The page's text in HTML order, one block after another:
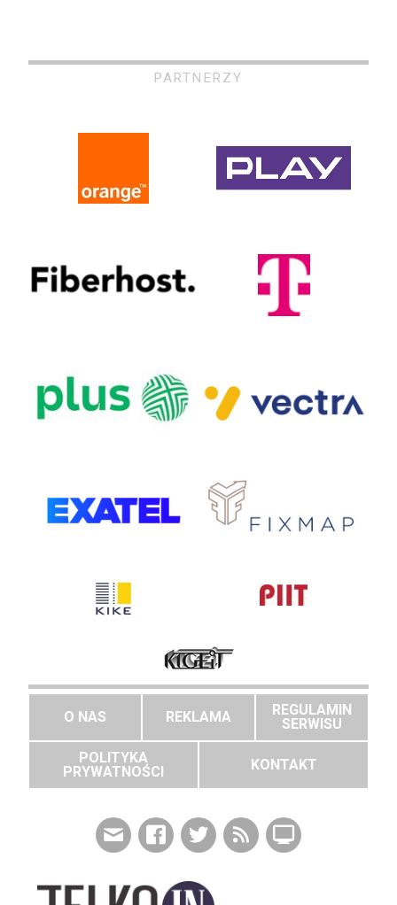
PARTNERZY
O NAS REKLAMA
REGULAMIN
SERWISU
POLITYKA
PRYWATNOŚCI
KONTAKT